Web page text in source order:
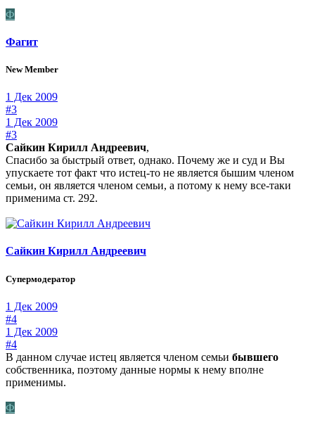
Ф
Фагит
New Member
1 Дек 2009
#3
1 Дек 2009
#3
Сайкин Кирилл Андреевич,
Спасибо за быстрый ответ, однако. Почему же и суд и Вы
упускаете тот факт что истец-то не является бышим членом
семьи, он является членом семьи, а потому к нему все-таки
применима ст. 292.
Сайкин Кирилл Андреевич
Супермодератор
1 Дек 2009
#4
1 Дек 2009
#4
В данном случае истец является членом семьи бывшего
собственника, поэтому данные нормы к нему вполне
применимы.
Ф